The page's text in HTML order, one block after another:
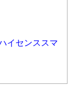
イセンススマ